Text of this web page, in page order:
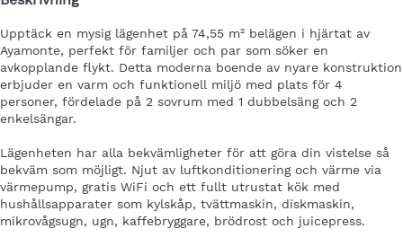
Upptäck en mysig lägenhet på 74,55 m² belägen i hjärtat av
Ayamonte, perfekt för familjer och par som söker en
avkopplande flykt. Detta moderna boende av nyare konstruktion
erbjuder en varm och funktionell miljö med plats för 4
personer, fördelade på 2 sovrum med 1 dubbelsäng och 2
enkelsängar.
Lägenheten har alla bekvämligheter för att göra din vistelse så
bekväm som möjligt. Njut av luftkonditionering och värme via
värmepump, gratis WiFi och ett fullt utrustat kök med
hushållsapparater som kylskåp, tvättmaskin, diskmaskin,
mikrovågsugn, ugn, kaffebryggare, brödrost och juicepress.